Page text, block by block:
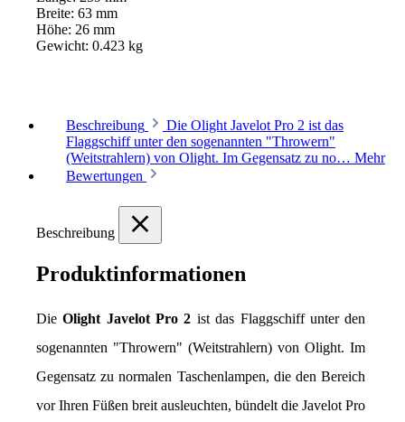
Breite: 63 mm
Höhe: 26 mm
Gewicht: 0.423 kg
Beschreibung
Die Olight Javelot Pro 2 ist das
Flaggschiff unter den sogenannten "Throwern"
(Weitstrahlern) von Olight. Im Gegensatz zu no… Mehr
Bewertungen
Beschreibung
Produktinformationen
Die Olight Javelot Pro 2 ist das Flaggschiff unter den
sogenannten "Throwern" (Weitstrahlern) von Olight. Im
Gegensatz zu normalen Taschenlampen, die den Bereich
vor Ihren Füßen breit ausleuchten, bündelt die Javelot Pro